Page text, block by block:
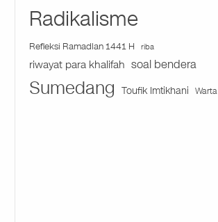
Radikalisme
Refleksi Ramadlan 1441 H riba
riwayat para khalifah soal bendera
Sumedang Toufik Imtikhani Warta